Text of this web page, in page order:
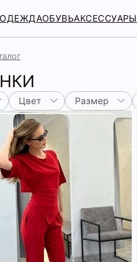
ОДЕЖДАОБУВЬАКСЕССУАРЫ
Цвет Размер